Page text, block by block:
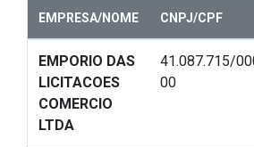
EMPRESA/NOME CNPJ/CPF
EMPORIO DAS
LICITACOES
COMERCIO
LTDA
41.087.715/
00